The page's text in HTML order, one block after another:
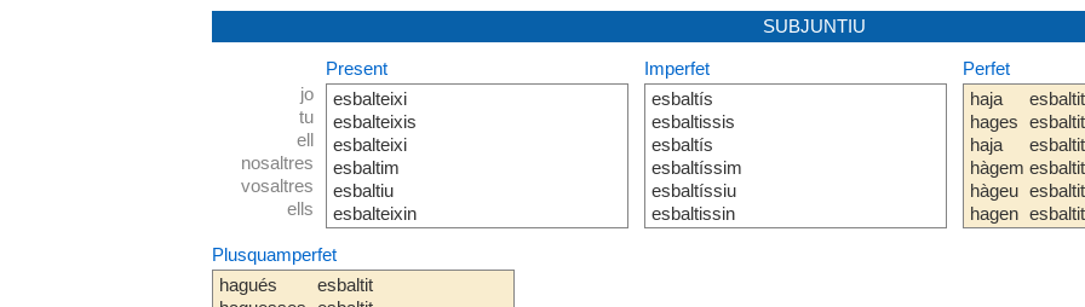
SUBJUNTIU
jo
tu
ell
nosaltres
vosaltres
ells
Present
esbalteixi
esbalteixis
esbalteixi
esbaltim
esbaltiu
esbalteixin
Imperfet
esbaltís
esbaltissis
esbaltís
esbaltíssim
esbaltíssiu
esbaltissin
Perfet
haja
hages
haja
hàgem
hàgeu
hagen
esbaltit
esbaltit
esbaltit
esbaltit
esbaltit
esbaltit
Plusquamperfet
hagués
esbaltit